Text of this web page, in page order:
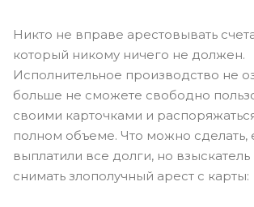
Никто не вправе арестовывать
который никому ничего не должен.
Исполнительное производство не
больше не сможете свободно
своими карточками и
полном объеме. Что можно сделать,
выплатили все долги, но взыскатель
снимать злополучный арест с карты: